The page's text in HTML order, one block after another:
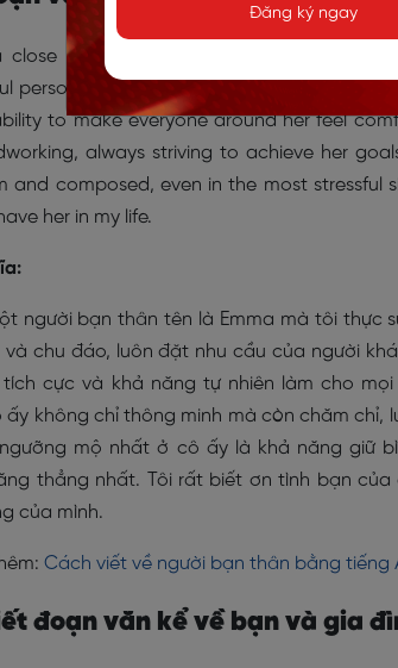
close friend named Emma who I truly
person who always puts others' needs
to make everyone around her feel
always striving to achieve her
and composed, even in the most stressful
her in my life.
người bạn thân tên là Emma mà tôi
chu đáo, luôn đặt nhu cầu của người
cực và khả năng tự nhiên làm cho
ấy không chỉ thông minh mà còn chăm
mộ nhất ở cô ấy là khả năng giữ
thẳng nhất. Tôi rất biết ơn tình bạn
của mình.
Cách viết về người bạn thân bằng tiếng
đoạn văn kể về bạn và gia
Đăng ký ngay